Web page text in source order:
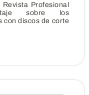
Profesional
sobre los
con discos de corte